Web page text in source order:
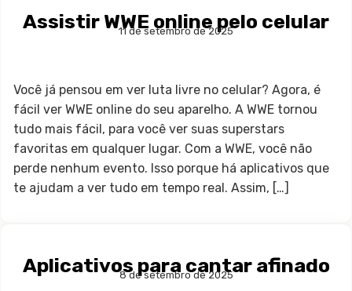
Assistir WWE online pelo celular
11 de setembro de 2025
Você já pensou em ver luta livre no celular? Agora, é
fácil ver WWE online do seu aparelho. A WWE tornou
tudo mais fácil, para você ver suas superstars
favoritas em qualquer lugar. Com a WWE, você não
perde nenhum evento. Isso porque há aplicativos que
te ajudam a ver tudo em tempo real. Assim, […]
Aplicativos para cantar afinado
8 de setembro de 2025